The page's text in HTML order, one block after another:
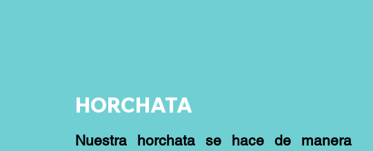
HORCHATA
Nuestra horchata se hace de manera